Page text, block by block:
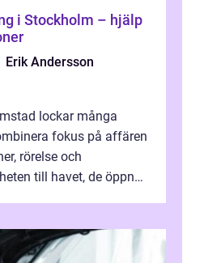
i Stockholm – hjälp
Erik Andersson
lockar många
fokus på affären
rörelse och
till havet, de öppna